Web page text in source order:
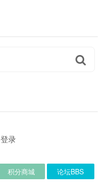
登录
积分商城 论坛BBS